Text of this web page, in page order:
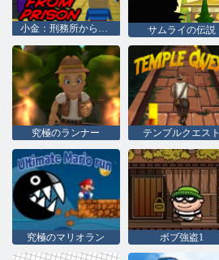
小金：刑務所からの脱出 サムライの伝説
究極のランナー テンプルクエスト
究極のマリオラン ボブ強盗1